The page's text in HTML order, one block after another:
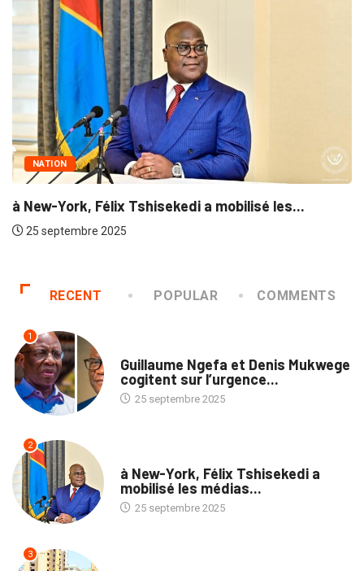
Tshisekedi a mobilisé les...
RECENT POPULAR COMMENTS
1
Guillaume Ngefa et Denis Mukwege
cogitent sur l’urgence...
25 septembre 2025
2
à New-York, Félix Tshisekedi a
mobilisé les médias...
25 septembre 2025
3